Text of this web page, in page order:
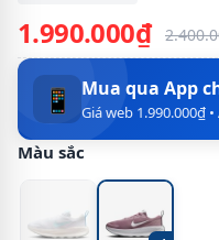
1.990.000₫
📱 Mua qua App
Giá web 1.990.000₫
Màu sắc